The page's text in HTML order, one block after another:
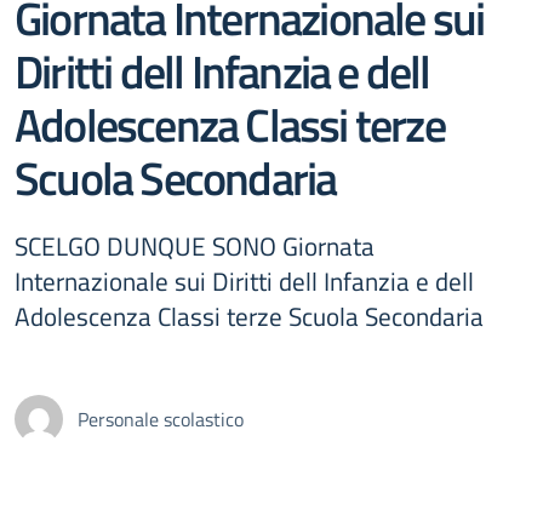
Giornata Internazionale sui
Diritti dell Infanzia e dell
Adolescenza Classi terze
Scuola Secondaria
SCELGO DUNQUE SONO Giornata
Internazionale sui Diritti dell Infanzia e dell
Adolescenza Classi terze Scuola Secondaria
Personale scolastico